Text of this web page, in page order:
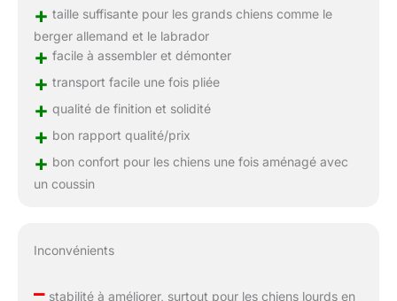
+ taille suffisante pour les grands chiens comme le
berger allemand et le labrador
+ facile à assembler et démonter
+ transport facile une fois pliée
+ qualité de finition et solidité
+ bon rapport qualité/prix
+ bon confort pour les chiens une fois aménagé avec
un coussin
Inconvénients
–stabilité à améliorer, surtout pour les chiens lourds en